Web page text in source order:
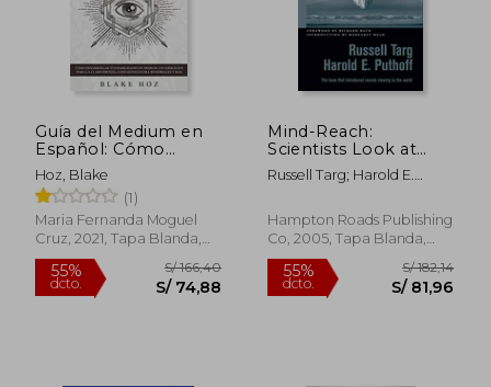
S/ 213,63
Guía del Medium en
Español: Cómo
Desarrollar tus
Habilidades de
Medium con
Ejercicios Para la
Clarividencia,
Sensoriales y más
Hoz, Blake
(1)
Maria Fernanda Moguel
Cruz, 2021, Tapa Blanda,
Nuevo
Mind-Reach:
Scientists Look at
Psychic Abilities
(Studies in
Inglés)
Russell Targ; Harold E.
Hampton Roads Publishing
Co, 2005, Tapa Blanda,
Nuevo